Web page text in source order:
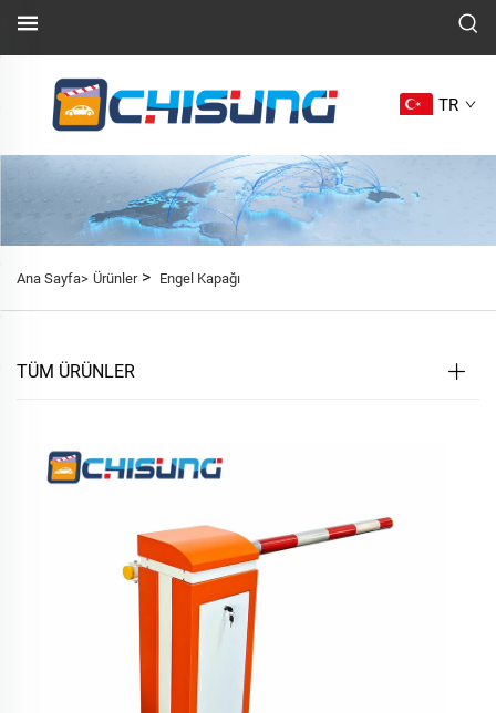
TR
Ana Sayfa> Ürünler> Engel Kapağı
TÜM ÜRÜNLER